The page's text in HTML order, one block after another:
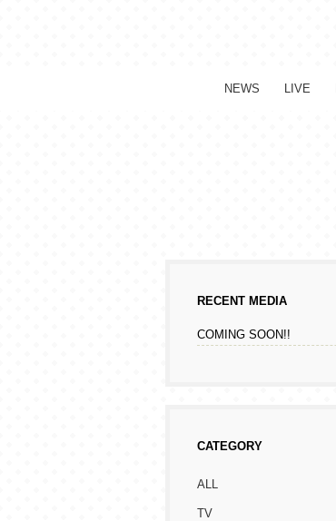
NEWS LIVE
RECENT MEDIA
COMING SOON!!
CATEGORY
ALL
TV